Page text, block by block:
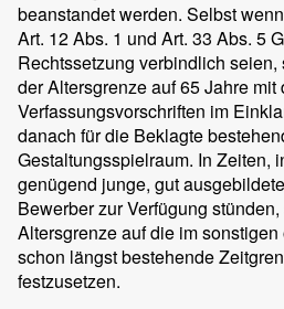
beanstandet werden. Selbst
Art. 12 Abs. 1 und Art. 33 Abs. 5
Rechtssetzung verbindlich
der Altersgrenze auf 65 Jahre mit
Verfassungsvorschriften im
danach für die Beklagte
Gestaltungsspielraum. In Zeiten,
genügend junge, gut
Bewerber zur Verfügung
Altersgrenze auf die im
schon längst bestehende
festzusetzen.